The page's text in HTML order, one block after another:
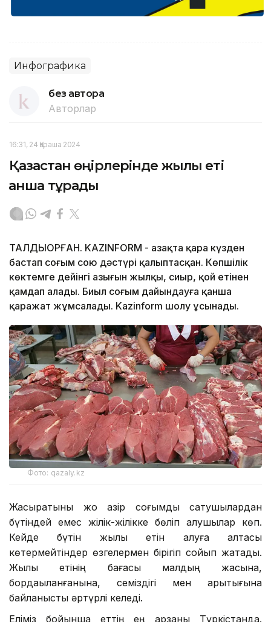
Инфографика
без автора
Авторлар
16:31, 24 Қараша 2024
Қазақстан өңірлерінде жылқы еті
қанша тұрады
ТАЛДЫҚОРҒАН. KAZINFORM - Қазақта қара күзден
бастап соғым сою дәстүрі қалыптасқан. Көпшілік
көктемге дейінгі азығын жылқы, сиыр, қой етінен
қамдап алады. Биыл соғым дайындауға қанша
қаражат жұмсалады. Kazinform шолу ұсынады.
Фото: qazaly.kz
Жасыратыны жоқ қазір соғымды сатушылардан
бүтіндей емес жілік-жілікке бөліп алушылар көп.
Кейде бүтін жылқы етін алуға қалтасы
көтермейтіндер өзгелермен бірігіп сойып жатады.
Жылқы етінің бағасы малдың жасына,
бордақыланғанына, семіздігі мен арықтығына
байланысты әртүрлі келеді.
Еліміз бойынша еттің ең арзаны Түркістанда.